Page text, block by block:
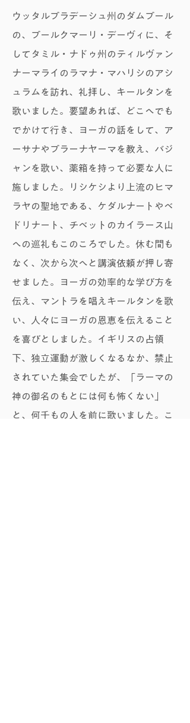
ウッタルプラデーシュ州のダムプール
の、プールクマーリ・デーヴィに、そ
してタミル・ナドゥ州のティルヴァン
ナーマライのラマナ・マハリシのアシ
ュラムを訪れ、礼拝し、キールタンを
歌いました。要望あれば、どこへでも
でかけて行き、ヨーガの話をして、ア
ーサナやプラーナヤーマを教え、バジ
ャンを歌い、薬箱を持って必要な人に
施しました。リシケシより上流のヒマ
ラヤの聖地である、ケダルナートやベ
ドリナート、チベットのカイラース山
への巡礼もこのころでした。休む間も
なく、次から次へと講演依頼が押し寄
せました。ヨーガの効率的な学び方を
伝え、マントラを唱えキールタンを歌
い、人々にヨーガの恩恵を伝えること
を喜びとしました。イギリスの占領
下、独立運動が激しくなるなか、禁止
されていた集会でしたが、「ラーマの
神の御名のもとには何も怖くない」
と、何千もの人を前に歌いました。こ